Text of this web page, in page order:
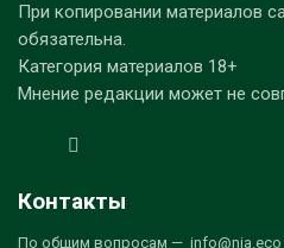
При копировании материалов
обязательна.
Категория материалов 18+
Мнение редакции может не
Контакты
По общим вопросам — info@nia.eco